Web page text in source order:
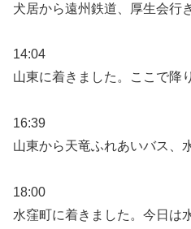
犬居から遠州鉄道、厚生会行
14:04
山東に着きました。ここで降
16:39
山東から天竜ふれあいバス、
18:00
水窪町に着きました。今日は